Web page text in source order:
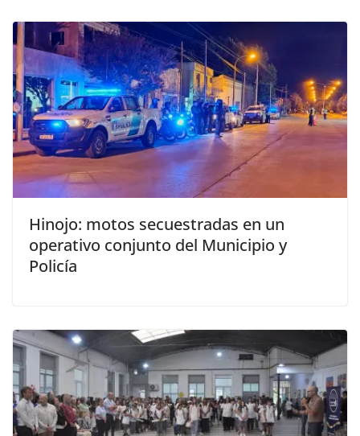
Hinojo: motos secuestradas en un
operativo conjunto del Municipio y
Policía